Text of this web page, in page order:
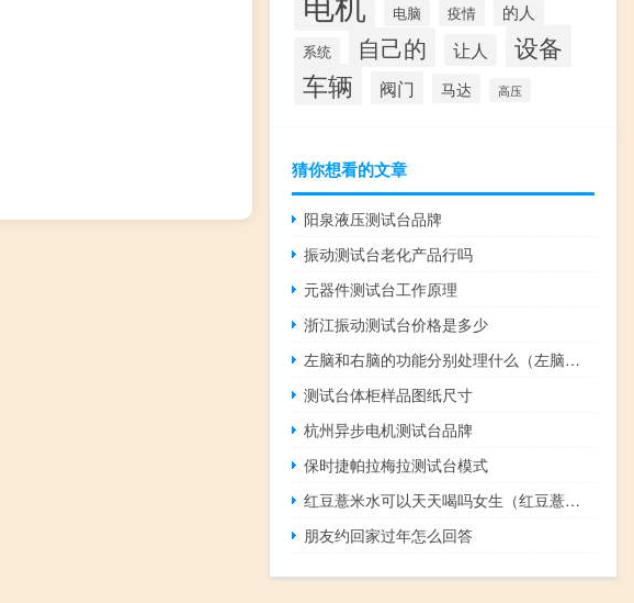
电脑 疫情 的人
系统 自己的 让人
设备
车辆
阀门 马达 高压
猜你想看的文章
阳泉液压测试台品牌
振动测试台老化产品行吗
元器件测试台工作原理
浙江振动测试台价格是多少
左脑和右脑的功能分别处理什么（左脑和右脑的功能分别是什么）
测试台体柜样品图纸尺寸
杭州异步电机测试台品牌
保时捷帕拉梅拉测试台模式
红豆薏米水可以天天喝吗女生（红豆薏米水可以天天喝吗）
朋友约回家过年怎么回答